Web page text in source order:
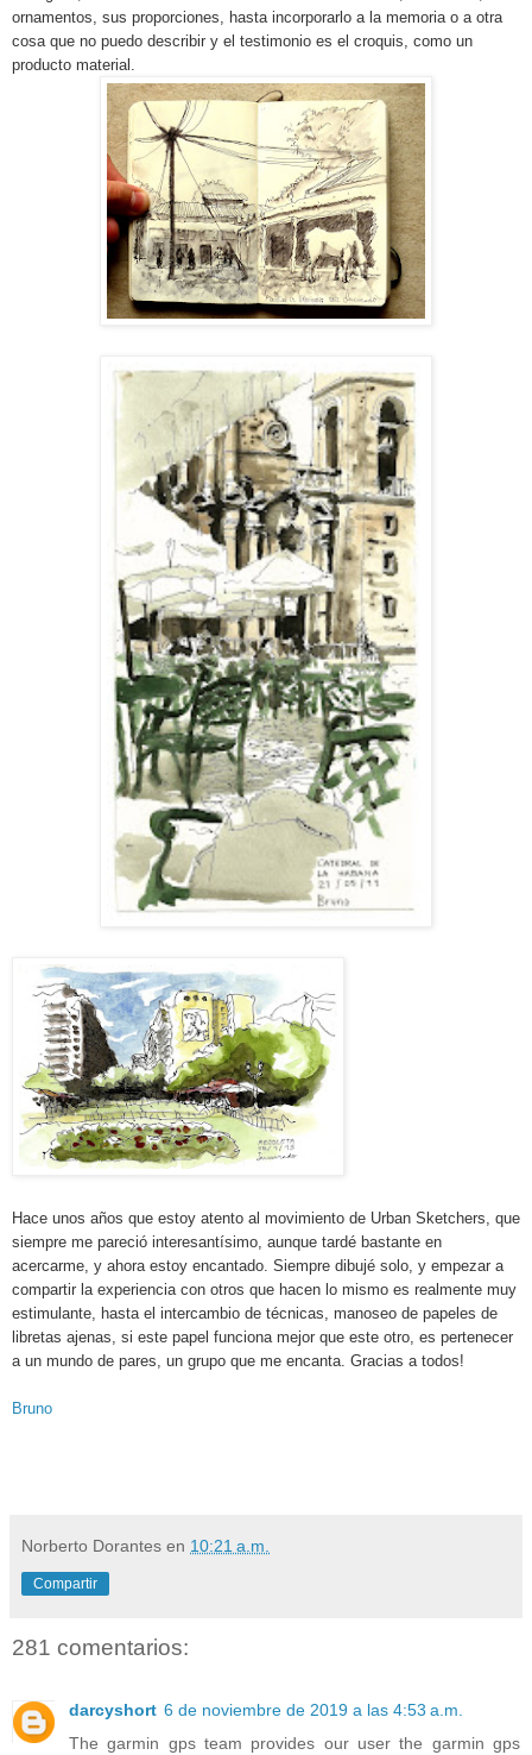
ornamentos, sus proporciones, hasta incorporarlo a la memoria o a otra
cosa que no puedo describir y el testimonio es el croquis, como un
producto material.
Hace unos años que estoy atento al movimiento de Urban Sketchers, que
siempre me pareció interesantísimo, aunque tardé bastante en
acercarme, y ahora estoy encantado. Siempre dibujé solo, y empezar a
compartir la experiencia con otros que hacen lo mismo es realmente muy
estimulante, hasta el intercambio de técnicas, manoseo de papeles de
libretas ajenas, si este papel funciona mejor que este otro, es pertenecer
a un mundo de pares, un grupo que me encanta. Gracias a todos!
Bruno
Norberto Dorantes en 10:21 a.m.
Compartir
281 comentarios:
darcyshort 6 de noviembre de 2019 a las 4:53 a.m.
The garmin gps team provides our user the garmin gps